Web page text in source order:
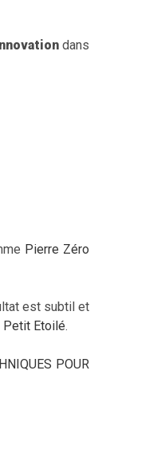
dans
Pierre Zéro
est subtil et
Petit Etoilé.
POUR